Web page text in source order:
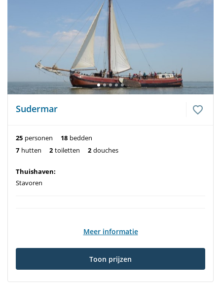
Sudermar
25 personen 18 bedden
7 hutten 2 toiletten 2 douches
Thuishaven:
Stavoren
Meer informatie
Toon prijzen